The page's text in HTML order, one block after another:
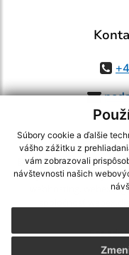
Súbory cookie a ďalšie
vášho zážitku z
vám zobrazovali
návštevnosti našich
využite možnosť
CMS systém (redakčný)